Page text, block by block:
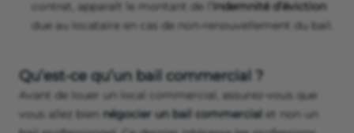
Voici les principes clés à connaître :
Le bail commercial a une durée initiale de 9 ans
La location d’un local commercial nécessite le
versement d’un loyer
mais aussi éventuellement d’un
pas-de-porte ou droit d’entrée.